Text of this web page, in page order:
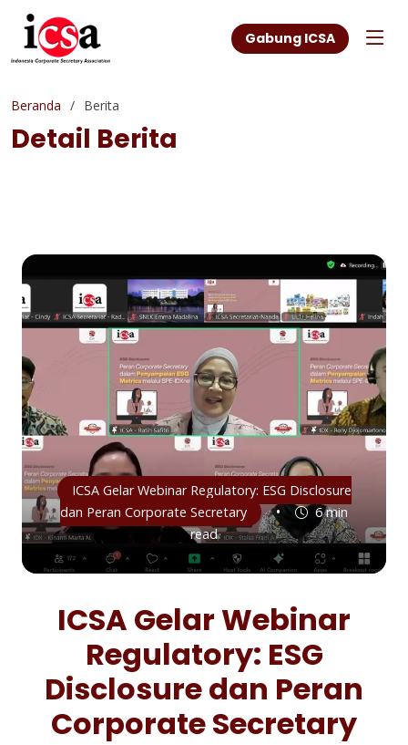
Gabung ICSA
Beranda Berita
Detail Berita
ICSA Gelar Webinar Regulatory: ESG Disclosure
dan Peran Corporate Secretary
•
6 min
read
ICSA Gelar Webinar
Regulatory: ESG
Disclosure dan Peran
Corporate Secretary